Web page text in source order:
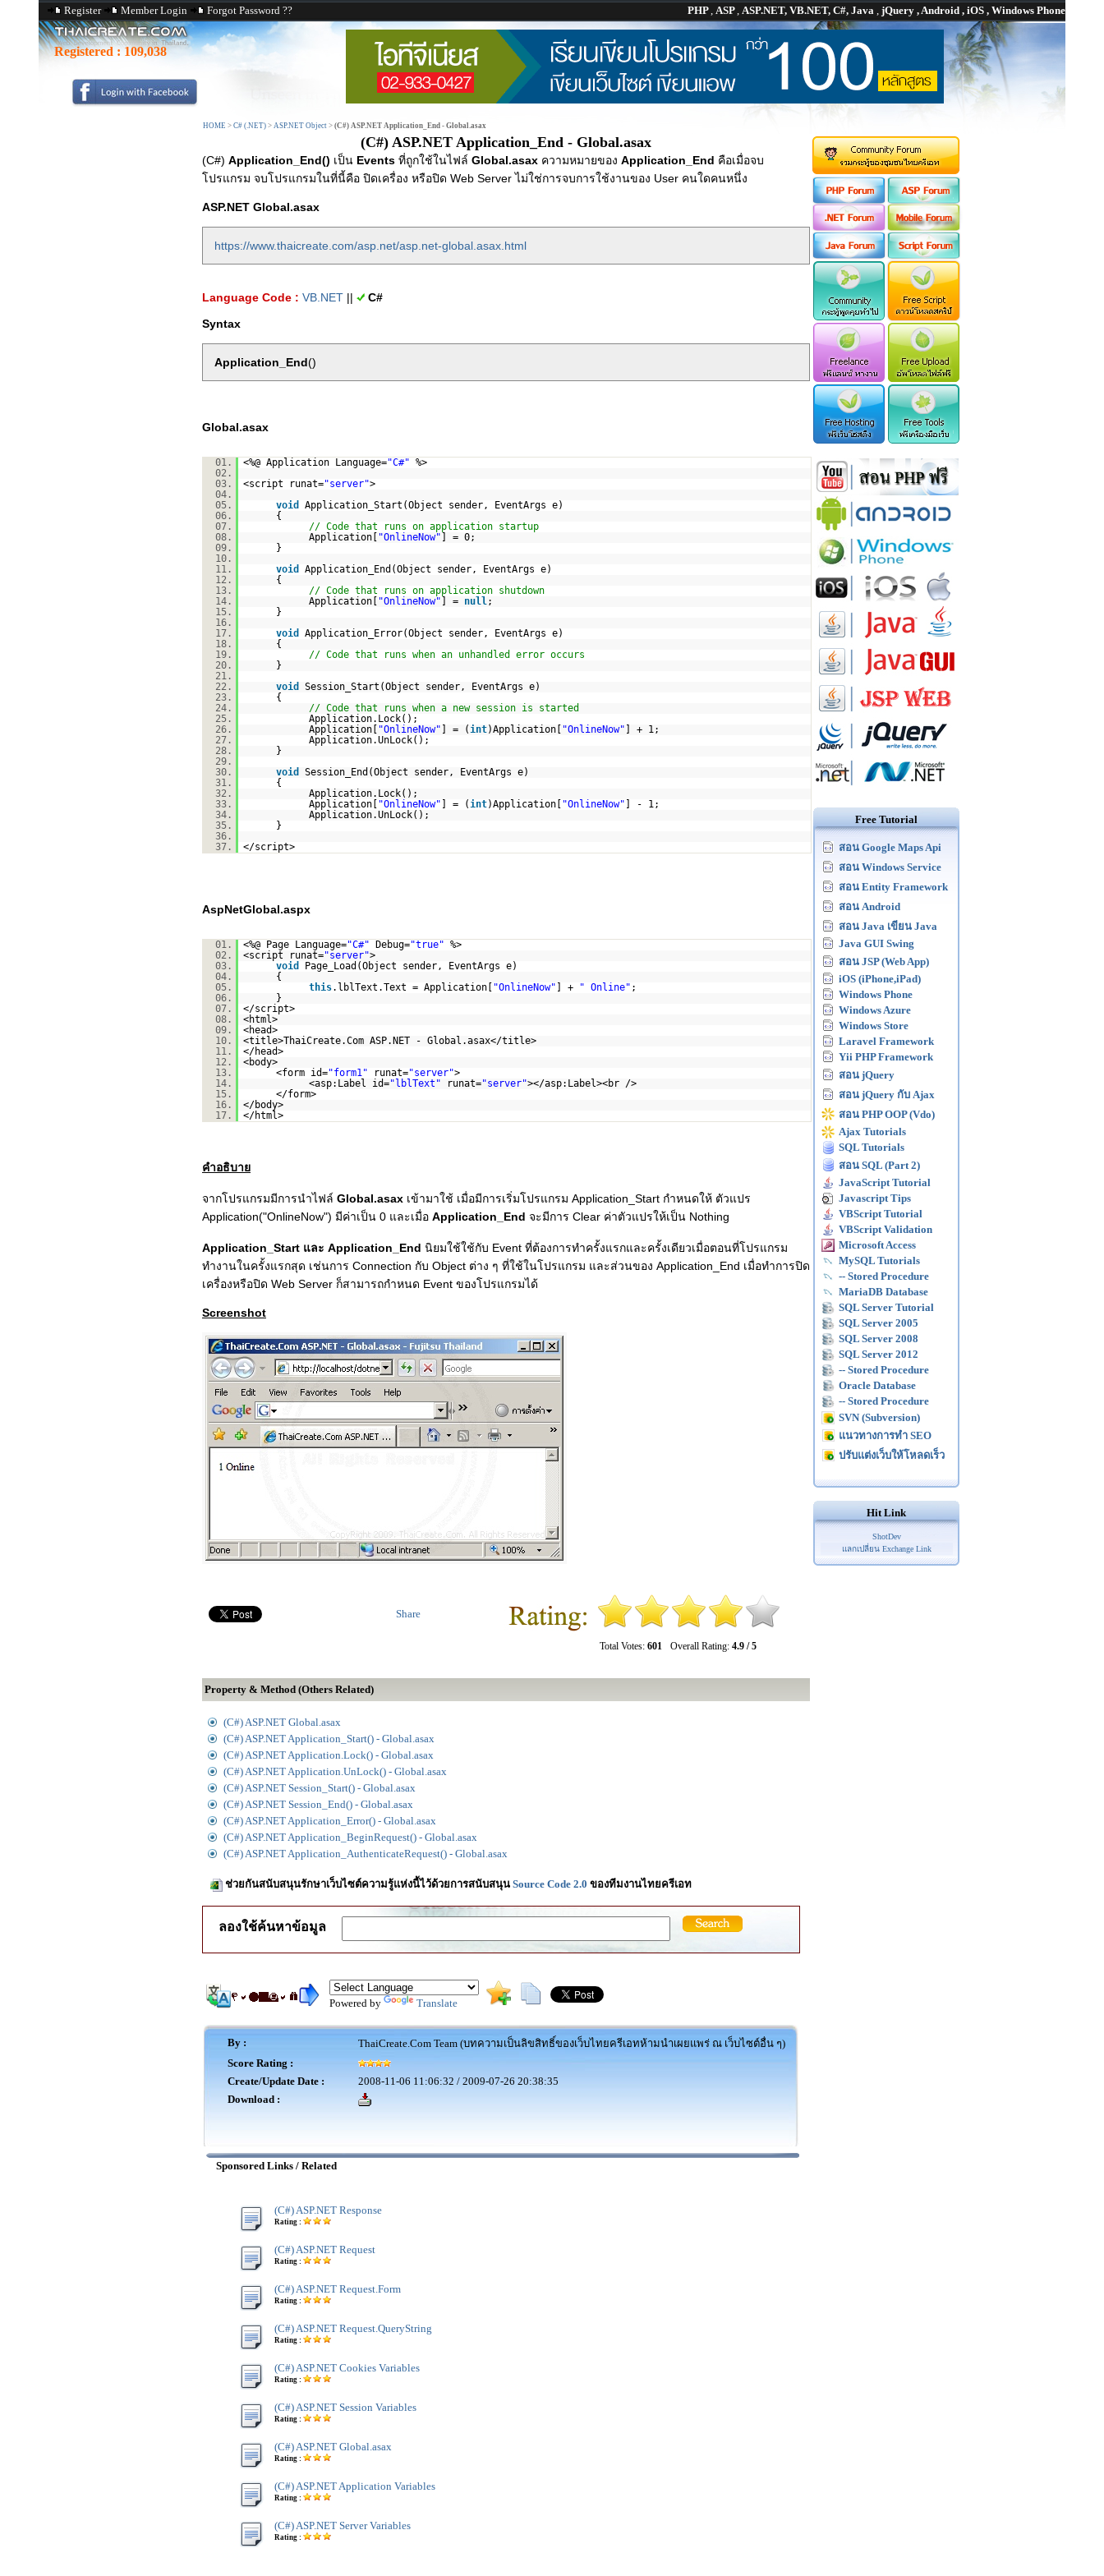
Register Member Login Forgot Password ?? PHP, ASP, ASP.NET, VB.NET, C#, Java , jQuery , Android , iOS , Windows Phone
Registered : 109,038
HOME > C# (.NET) > ASP.NET Object > (C#) ASP.NET Application_End - Global.asax
(C#) ASP.NET Application_End - Global.asax
(C#) Application_End() เป็น Events ที่ถูกใช้ในไฟล์ Global.asax ความหมายของ Application_End คือเมื่อจบ
โปรแกรม จบโปรแกรมในที่นี้คือ ปิดเครื่อง หรือปิด Web Server ไม่ใช่การจบการใช้งานของ User คนใดคนหนึ่ง
ASP.NET Global.asax
https://www.thaicreate.com/asp.net/asp.net-global.asax.html
Language Code : VB.NET ||
C#
Syntax
Application_End()
Global.asax
01. <%@ Application Language="C#" %>
02.
03.
<script runat="server">
04.
05.
void
Application_Start(Object sender, EventArgs e)
06.
{
07.
// Code that runs on application startup
08.
Application[ "OnlineNow" ] = 0;
09.
}
10.
11.
void
Application_End(Object sender, EventArgs e)
12.
{
13.
// Code that runs on application shutdown
14.
Application[ "OnlineNow" ] = null;
15.
}
16.
17.
void
Application_Error(Object sender, EventArgs e)
18.
{
19.
// Code that runs when an unhandled error occurs
20.
}
21.
22.
void
Session_Start(Object sender, EventArgs e)
23.
{
24.
// Code that runs when a new session is started
25.
Application.Lock();
26.
Application[ "OnlineNow" ] = (int)Application[ "OnlineNow" ] + 1;
27.
Application.UnLock();
28.
}
29.
30.
void
Session_End(Object sender, EventArgs e)
31.
{
32.
Application.Lock();
33.
Application[ "OnlineNow" ] = (int)Application[ "OnlineNow" ] - 1;
34.
Application.UnLock();
35.
}
36.
37.
</script>
AspNetGlobal.aspx
01. <%@ Page Language="C#" Debug="true" %>
02.
<script runat="server">
03.
void
Page_Load(Object sender, EventArgs e)
04.
{
05.
this.lblText.Text = Application[ "OnlineNow" ] + " Online" ;
06.
}
07.
</script>
08.
<html>
09.
<head>
10.
<title>ThaiCreate.Com ASP.NET - Global.asax</title>
11.
</head>
12.
<body>
13.
<form id="form1" runat="server">
14.
<asp:Label id="lblText" runat="server"></asp:Label><br />
15.
</form>
16.
</body>
17.
</html>
คำอธิบาย
จากโปรแกรมมีการนำไฟล์ Global.asax เข้ามาใช้ เมื่อมีการเริ่มโปรแกรม Application_Start กำหนดให้ ตัวแปร
Application("OnlineNow") มีค่าเป็น 0 และเมื่อ Application_End จะมีการ Clear ค่าตัวแปรให้เป็น Nothing
Application_Start และ Application_End นิยมใช้ใช้กับ Event ที่ต้องการทำครั้งแรกและครั้งเดียวเมื่อตอนที่โปรแกรม
ทำงานในครั้งแรกสุด เช่นการ Connection กับ Object ต่าง ๆ ที่ใช้ในโปรแกรม และส่วนของ Application_End เมื่อทำการปิด
เครื่องหรือปิด Web Server ก็สามารถกำหนด Event ของโปรแกรมได้
Screenshot
Total Votes: 601 Overall Rating: 4.9 / 5
Share
Property & Method (Others Related)
(C#) ASP.NET Global.asax
(C#) ASP.NET Application_Start() - Global.asax
(C#) ASP.NET Application.Lock() - Global.asax
(C#) ASP.NET Application.UnLock() - Global.asax
(C#) ASP.NET Session_Start() - Global.asax
(C#) ASP.NET Session_End() - Global.asax
(C#) ASP.NET Application_Error() - Global.asax
(C#) ASP.NET Application_BeginRequest() - Global.asax
(C#) ASP.NET Application_AuthenticateRequest() - Global.asax
ช่วยกันสนับสนุนรักษาเว็บไซต์ความรู้แห่งนี้ไว้ด้วยการสนับสนุน Source Code 2.0 ของทีมงานไทยครีเอท
ลองใช้ค้นหาข้อมูล
Powered by Translate
By :
ThaiCreate.Com Team (บทความเป็นลิขสิทธิ์ของเว็บไทยครีเอทห้ามนำเผยแพร่ ณ เว็บไซต์อื่น ๆ)
Score Rating :
Create/Update Date :
2008-11-06 11:06:32 / 2009-07-26 20:38:35
Download :
Sponsored Links / Related
(C#) ASP.NET Response
Rating :
(C#) ASP.NET Request
Rating :
(C#) ASP.NET Request.Form
Rating :
(C#) ASP.NET Request.QueryString
Rating :
(C#) ASP.NET Cookies Variables
Rating :
(C#) ASP.NET Session Variables
Rating :
(C#) ASP.NET Global.asax
Rating :
(C#) ASP.NET Application Variables
Rating :
(C#) ASP.NET Server Variables
Rating :
Free Tutorial
สอน Google Maps Api
สอน Windows Service
สอน Entity Framework
สอน Android
สอน Java เขียน Java
Java GUI Swing
สอน JSP (Web App)
iOS (iPhone,iPad)
Windows Phone
Windows Azure
Windows Store
Laravel Framework
Yii PHP Framework
สอน jQuery
สอน jQuery กับ Ajax
สอน PHP OOP (Vdo)
Ajax Tutorials
SQL Tutorials
สอน SQL (Part 2)
JavaScript Tutorial
Javascript Tips
VBScript Tutorial
VBScript Validation
Microsoft Access
MySQL Tutorials
-- Stored Procedure
MariaDB Database
SQL Server Tutorial
SQL Server 2005
SQL Server 2008
SQL Server 2012
-- Stored Procedure
Oracle Database
-- Stored Procedure
SVN (Subversion)
แนวทางการทำ SEO
ปรับแต่งเว็บให้โหลดเร็ว
Hit Link
ShotDev
แลกเปลี่ยน Exchange Link